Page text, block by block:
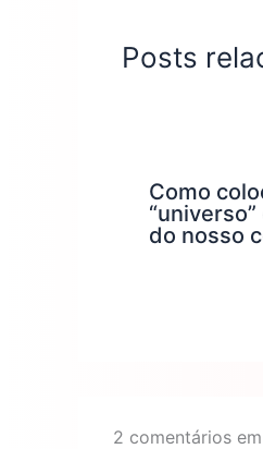
Posts
Como
do nosso
2 comentários